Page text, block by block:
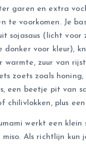
garen en extra
te voorkomen. Je
sojasaus (licht voor
donker voor kleur),
warmte, zuur van
zoets zoals
een beetje pit van
chilivlokken, plus
werkt een klein
Als richtlijn kun